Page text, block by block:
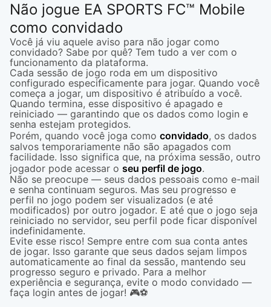
Não jogue EA SPORTS FC™ Mobile
como convidado
Você já viu aquele aviso para não jogar como
convidado? Sabe por quê? Tem tudo a ver com o
funcionamento da plataforma.
Cada sessão de jogo roda em um dispositivo
configurado especificamente para jogar. Quando você
começa a jogar, um dispositivo é atribuído a você.
Quando termina, esse dispositivo é apagado e
reiniciado — garantindo que os dados como login e
senha estejam protegidos.
Porém, quando você joga como convidado, os dados
salvos temporariamente não são apagados com
facilidade. Isso significa que, na próxima sessão, outro
jogador pode acessar o seu perfil de jogo.
Não se preocupe — seus dados pessoais como e-mail
e senha continuam seguros. Mas seu progresso e
perfil no jogo podem ser visualizados (e até
modificados) por outro jogador. E até que o jogo seja
reiniciado no servidor, seu perfil pode ficar disponível
indefinidamente.
Evite esse risco! Sempre entre com sua conta antes
de jogar. Isso garante que seus dados sejam limpos
automaticamente ao final da sessão, mantendo seu
progresso seguro e privado. Para a melhor
experiência e segurança, evite o modo convidado —
faça login antes de jogar! 🎮⚽